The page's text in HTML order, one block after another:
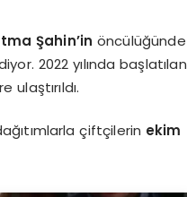
Şahin’in öncülüğünde
2022 yılında başlatılan
ulaştırıldı.
çiftçilerin ekim